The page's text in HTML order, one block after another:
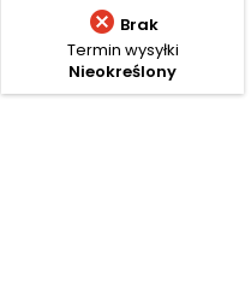
 Brak
Termin wysyłki
Nieokreślony